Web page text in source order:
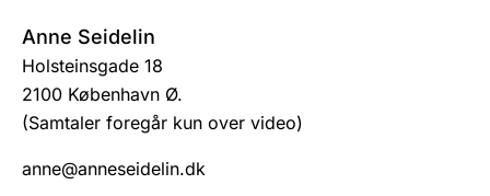
Anne Seidelin
Holsteinsgade 18
2100 København Ø.
(Samtaler foregår kun over video)
anne@anneseidelin.dk